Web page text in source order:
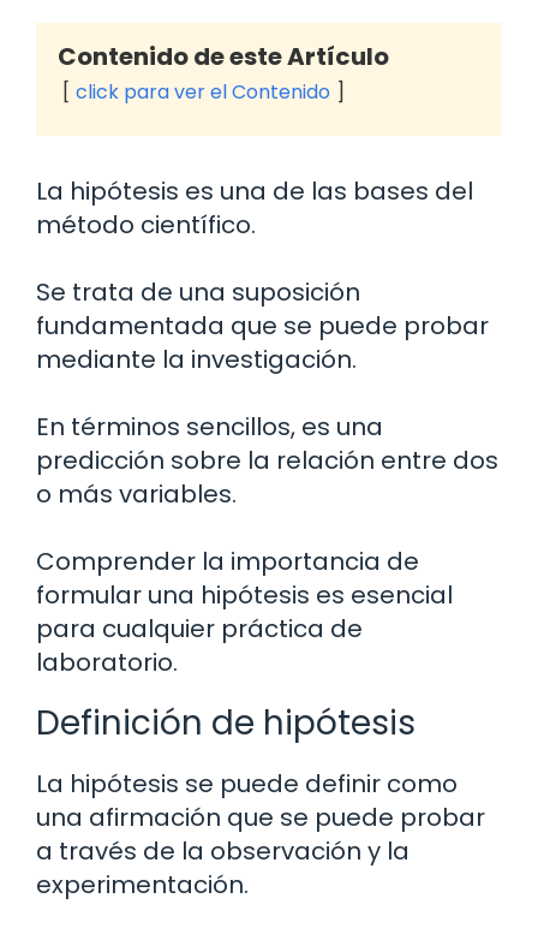
Contenido de este Artículo
click para ver el Contenido
La hipótesis es una de las bases del
método científico.
Se trata de una suposición
fundamentada que se puede probar
mediante la investigación.
En términos sencillos, es una
predicción sobre la relación entre dos
o más variables.
Comprender la importancia de
formular una hipótesis es esencial
para cualquier práctica de
laboratorio.
Definición de hipótesis
La hipótesis se puede definir como
una afirmación que se puede probar
a través de la observación y la
experimentación.